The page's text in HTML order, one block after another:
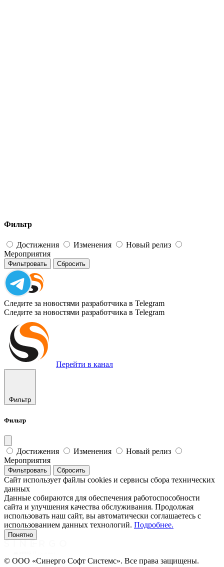
Фильтр
Достижения Изменения
Новый релиз
Мероприятия
Фильтровать Сбросить
Следите за новостями разработчика в Telegram
Следите за новостями разработчика в Telegram
Перейти в канал
Фильтр
Фильтр
Достижения Изменения
Новый релиз
Мероприятия
Фильтровать Сбросить
Сайт использует файлы cookies и сервисы сбора технических
данных
Данные собираются для обеспечения работоспособности
сайта и улучшения качества обслуживания. Продолжая
использовать наш сайт, вы автоматически соглашаетесь с
использованием данных технологий. Подробнее.
Понятно
© ООО «Синерго Софт Системс». Все права защищены.